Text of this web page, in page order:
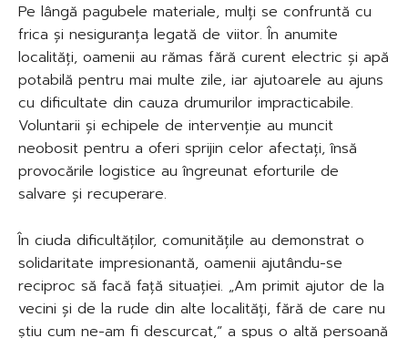
Pe lângă pagubele materiale, mulți se confruntă cu
frica și nesiguranța legată de viitor. În anumite
localități, oamenii au rămas fără curent electric și apă
potabilă pentru mai multe zile, iar ajutoarele au ajuns
cu dificultate din cauza drumurilor impracticabile.
Voluntarii și echipele de intervenție au muncit
neobosit pentru a oferi sprijin celor afectați, însă
provocările logistice au îngreunat eforturile de
salvare și recuperare.
În ciuda dificultăților, comunitățile au demonstrat o
solidaritate impresionantă, oamenii ajutându-se
reciproc să facă față situației. „Am primit ajutor de la
vecini și de la rude din alte localități, fără de care nu
știu cum ne-am fi descurcat,” a spus o altă persoană